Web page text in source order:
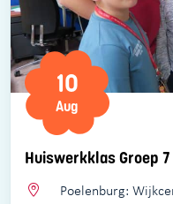
Huiswerkklas Groep
10
Aug
Poelenburg: